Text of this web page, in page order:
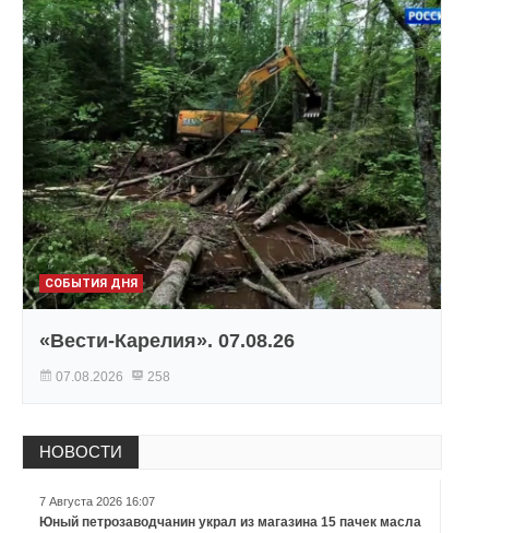
СОБЫТИЯ ДНЯ
«Вести-Карелия». 07.08.26
07.08.2026 258
НОВОСТИ
7 Августа 2026 16:07
Юный петрозаводчанин украл из магазина 15 пачек масла